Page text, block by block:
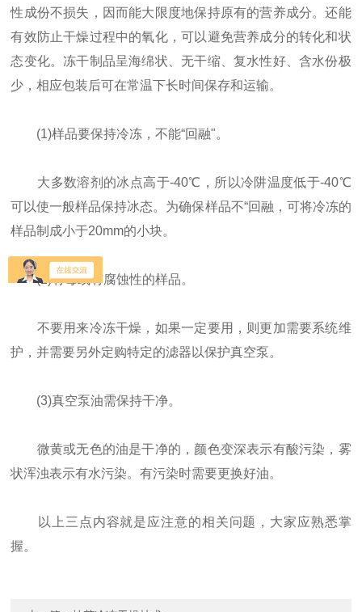
性成份不损失，因而能大限度地保持原有的营养成分。还能
有效防止干燥过程中的氧化，可以避免营养成分的转化和状
态变化。冻干制品呈海绵状、无干缩、复水性好、含水份极
少，相应包装后可在常温下长时间保存和运输。
(1)样品要保持冷冻，不能“回融"。
大多数溶剂的冰点高于-40℃，所以冷阱温度低于-40℃
可以使一般样品保持冰态。为确保样品不“回融，可将冷冻的
样品制成小于20mm的小块。
(2)有毒或有腐蚀性的样品。
不要用来冷冻干燥，如果一定要用，则更加需要系统维
护，并需要另外定购特定的滤器以保护真空泵。
(3)真空泵油需保持干净。
微黄或无色的油是干净的，颜色变深表示有酸污染，雾
状浑浊表示有水污染。有污染时需要更换好油。
以上三点内容就是应注意的相关问题，大家应熟悉掌
握。